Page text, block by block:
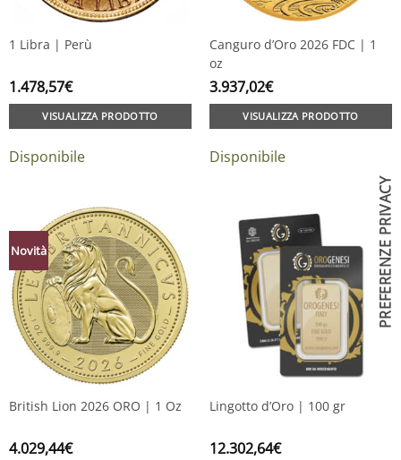
1 Libra | Perù
1.478,57€
VISUALIZZA PRODOTTO
Disponibile
Canguro d’Oro 2026 FDC | 1
oz
3.937,02€
VISUALIZZA PRODOTTO
Disponibile
Novità
British Lion 2026 ORO | 1 Oz
4.029,44€
Lingotto d’Oro | 100 gr
12.302,64€